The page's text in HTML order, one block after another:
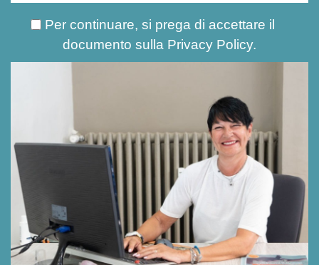
Per continuare, si prega di accettare il
documento sulla Privacy Policy.